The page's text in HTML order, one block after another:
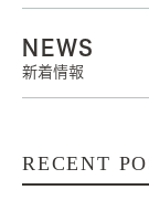
NEWS
新着情報
RECENT